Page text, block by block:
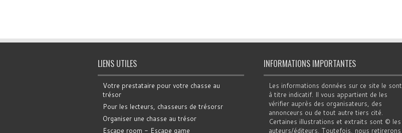
LIENS UTILES
Votre prestataire pour votre chasse au
trésor
Pour les lecteurs, chasseurs de trésorsr
Organiser une chasse au trésor
Escape room - Escape game
INFORMATIONS IMPORTANTES
Les informations données sur ce site le sont
à titre indicatif. Il vous appartient de les
vérifier auprès des organisateurs, des
annonceurs ou de tout autre tiers cité.
Certaines illustrations et extraits sont © les
auteurs/éditeurs. Toutefois, nous retirerons